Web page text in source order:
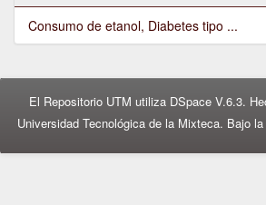
Consumo de etanol, Diabetes tipo ...
El Repositorio UTM utiliza DSpace V.6.3.
Universidad Tecnológica de la Mixteca. Bajo